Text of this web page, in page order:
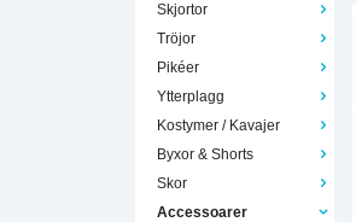
Skjortor
Tröjor
Pikéer
Ytterplagg
Kostymer / Kavajer
Byxor & Shorts
Skor
Accessoarer